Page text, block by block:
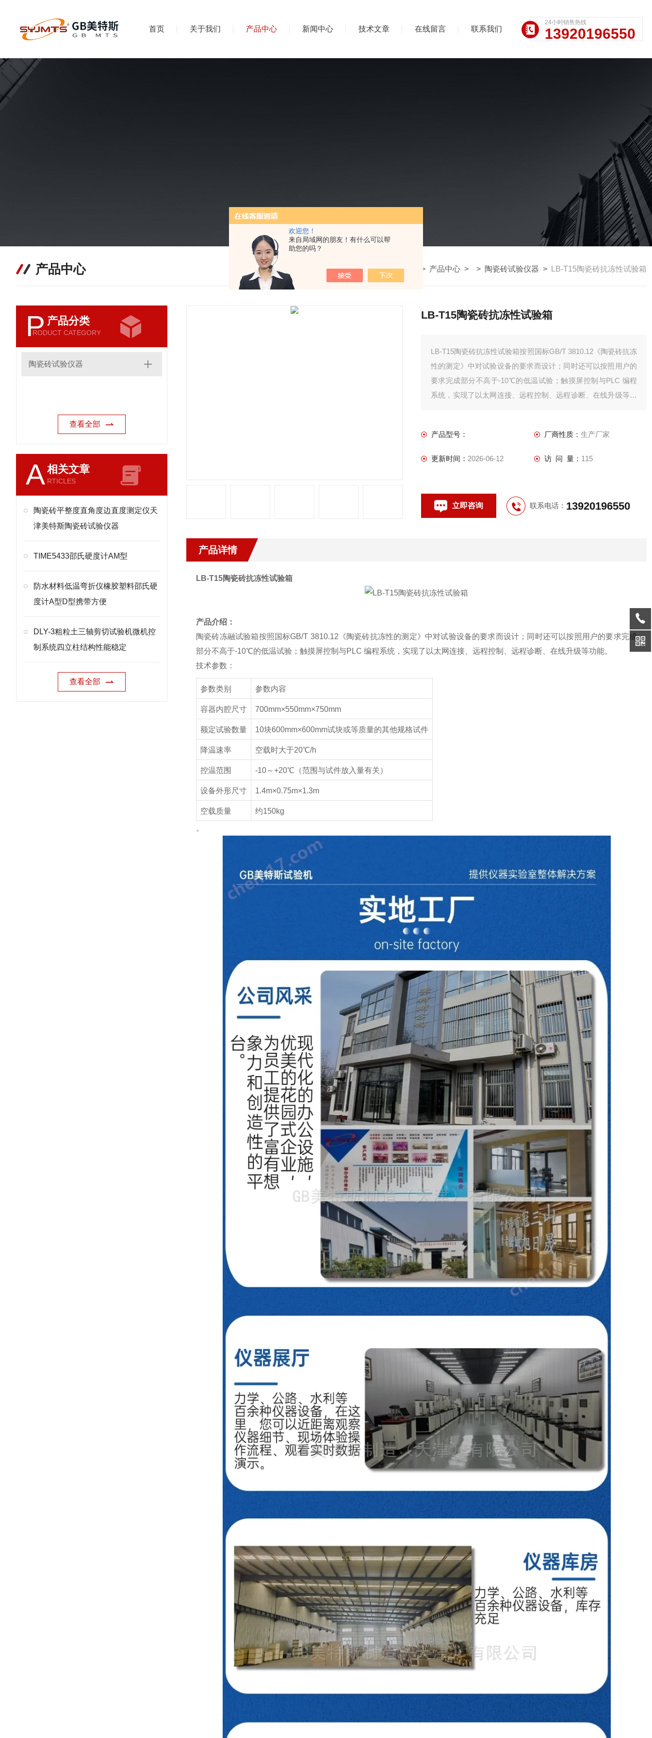
欢迎您！
来自局域网的朋友！有什么可以帮
助您的吗？
首页 关于我们 产品中心 新闻中心 技术文章 在线留言 联系我们
24小时销售热线
13920196550
产品中心 我的位置：首页 > 产品中心 > > 陶瓷砖试验仪器 > LB-T15陶瓷砖抗冻性试验箱
P 产品分类
RODUCT CATEGORY
陶瓷砖试验仪器
查看全部
A相关文章
RTICLES
陶瓷砖平整度直角度边直度测定仪天
津美特斯陶瓷砖试验仪器
TIME5433邵氏硬度计AM型
防水材料低温弯折仪橡胶塑料邵氏硬
度计A型D型携带方便
DLY-3粗粒土三轴剪切试验机微机控
制系统四立柱结构性能稳定
查看全部
LB-T15陶瓷砖抗冻性试验箱
LB-T15陶瓷砖抗冻性试验箱按照国标GB/T 3810.12《陶瓷砖抗冻
性的测定》中对试验设备的要求而设计；同时还可以按照用户的
要求完成部分不高于-10℃的低温试验；触摸屏控制与PLC 编程
系统，实现了以太网连接、远程控制、远程诊断、在线升级等功
产品型号： 厂商性质： 生产厂家
更新时间： 2026-06-12 访 问 量： 115
立即咨询 联系电话： 13920196550
产品详情
LB-T15陶瓷砖抗冻性试验箱
产品介绍：
陶瓷砖冻融试验箱按照国标GB/T 3810.12 《陶瓷砖抗冻性的测定》中对试验设备的要求而设计；同时还可以按照用户的要求完成
部分不高于-10℃的低温试验；触摸屏控制与PLC 编程系统，实现了以太网连接、远程控制、远程诊断、在线升级等功能。
技术参数：
参数类别 参数内容
容器内腔尺寸 700mm×550mm×750mm
额定试验数量 10块600mm×600mm试块或等质量的其他规格试件
降温速率 空载时大于20℃/h
控温范围 -10～+20℃ （范围与试件放入量有关）
设备外形尺寸 1.4m×0.75m×1.3m
空载质量 约150kg
。